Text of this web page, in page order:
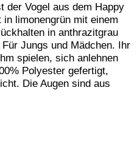
der Vogel aus dem Happy
limonengrün mit einem
in anthrazitgrau
Jungs und Mädchen. Ihr
spielen, sich anlehnen
Polyester gefertigt,
Die Augen sind aus